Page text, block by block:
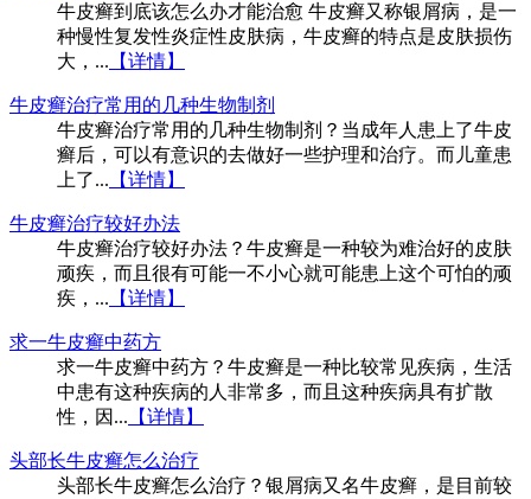
牛皮癣到底该怎么办才能治愈 牛皮癣又称银屑病，是一
种慢性复发性炎症性皮肤病，牛皮癣的特点是皮肤损伤
大，... 【详情】
牛皮癣治疗常用的几种生物制剂
牛皮癣治疗常用的几种生物制剂？当成年人患上了牛皮
癣后，可以有意识的去做好一些护理和治疗。而儿童患
上了... 【详情】
牛皮癣治疗较好办法
牛皮癣治疗较好办法？牛皮癣是一种较为难治好的皮肤
顽疾，而且很有可能一不小心就可能患上这个可怕的顽
疾，... 【详情】
求一牛皮癣中药方
求一牛皮癣中药方？牛皮癣是一种比较常见疾病，生活
中患有这种疾病的人非常多，而且这种疾病具有扩散
性，因... 【详情】
头部长牛皮癣怎么治疗
头部长牛皮癣怎么治疗？银屑病又名牛皮癣，是目前较